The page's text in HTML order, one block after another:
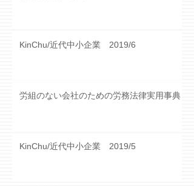
KinChu/近代中小企業 2019/6
労組のない会社のための労務法律実用事典
KinChu/近代中小企業 2019/5